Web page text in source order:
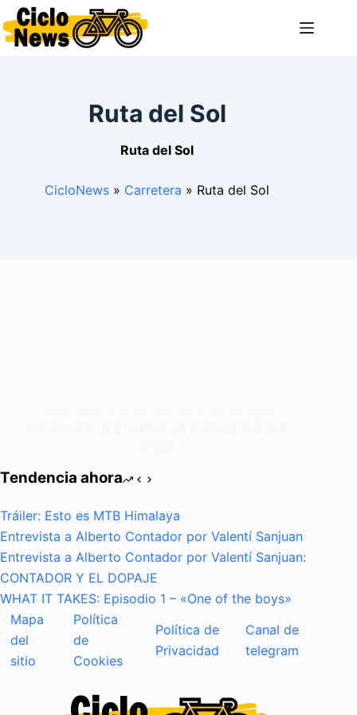
Saltar
al
contenido
Ruta del Sol
Ruta del Sol
CicloNews » Carretera » Ruta del Sol
Tendencia ahora
Tráiler: Esto es MTB Himalaya
Entrevista a Alberto Contador por Valentí Sanjuan
Entrevista a Alberto Contador por Valentí Sanjuan:
CONTADOR Y EL DOPAJE
WHAT IT TAKES: Episodio 1 – «One of the boys»
Mapa
del
sitio
Política
de
Cookies
Política de
Privacidad
Canal de
telegram